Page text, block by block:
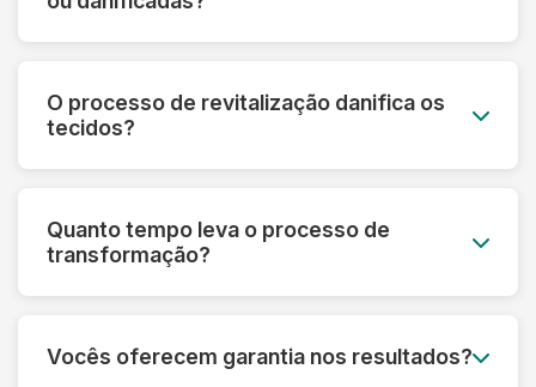
prévia e informamos o que é possível restaurar
O processo de revitalização danifica os
tecidos?
prolongar a vida útil das roupas, sempre
respeitando as características de cada material.
Quanto tempo leva o processo de
transformação?
de restauração podem precisar de um tempo
Vocês oferecem garantia nos resultados?